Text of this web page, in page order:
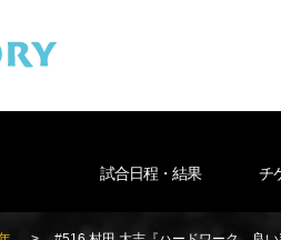
試合日程・結果 チ